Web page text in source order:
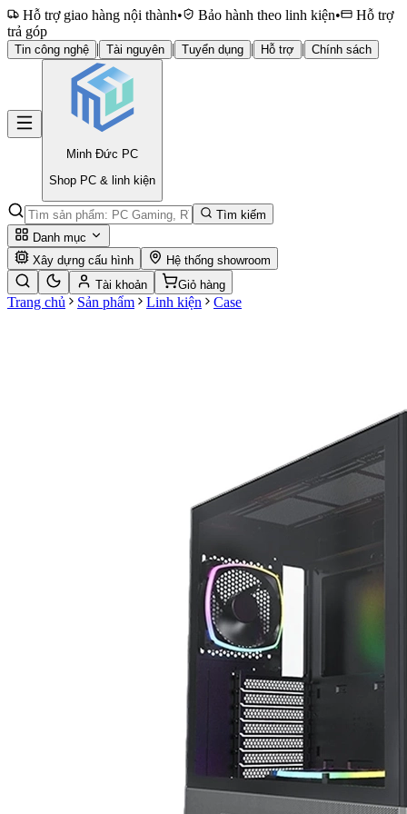
Hỗ trợ giao hàng nội thành• Bảo hành theo linh kiện•
Hỗ trợ
trả góp
Tin công nghệ | Tài nguyên | Tuyển dụng | Hỗ trợ | Chính sách
Minh Đức PC
Shop PC & linh kiện
Tìm kiếm
Danh mục
Xây dựng cấu hình
Hệ thống showroom
Tài khoản
Giỏ hàng
Trang chủ Sản phẩm Linh kiện Case